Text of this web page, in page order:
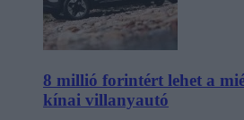
8 millió forintért lehet a
kínai villanyautó